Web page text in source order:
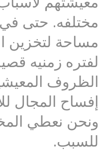
مختلفه. حتى في
مساحة لتخزين
لفتره زمنيه
الظروف
إفساح المجال
ونحن نعطي
للسبب.